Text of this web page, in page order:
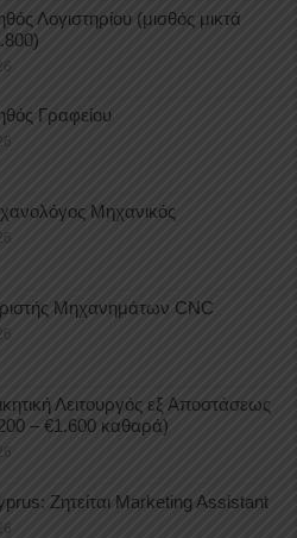
Λογιστηρίου (μισθός μικτά
Γραφείου
Μηχανικός
Μηχανημάτων CNC
Λειτουργός εξ Αποστάσεως
– €1.600 καθαρά)
Ζητείται Marketing Assistant